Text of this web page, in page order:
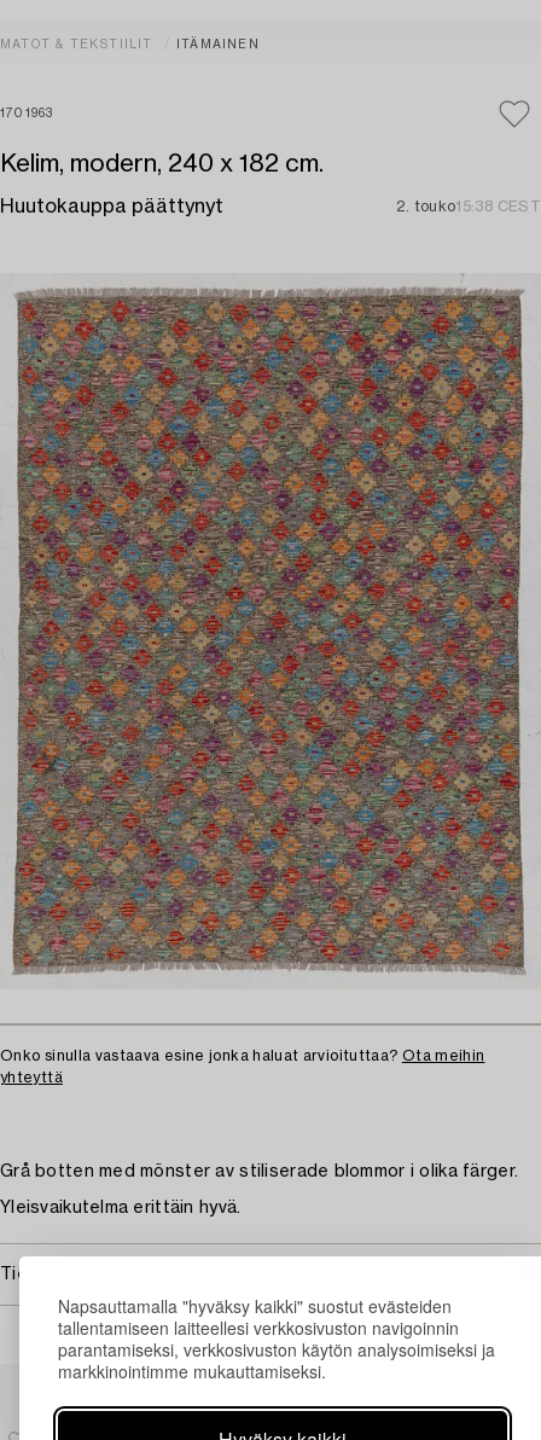
Napsauttamalla "hyväksy kaikki" suostut evästeiden
tallentamiseen laitteellesi verkkosivuston navigoinnin
parantamiseksi, verkkosivuston käytön analysoimiseksi ja
markkinointimme mukauttamiseksi.
MATOT & TEKSTIILIT ITÄMAINEN
1701963
Kelim, modern, 240 x 182 cm.
Huutokauppa päättynyt 2. touko15:38 CEST
Onko sinulla vastaava esine jonka haluat arvioituttaa? Ota meihin
yhteyttä
Grå botten med mönster av stiliserade blommor i olika färger.
Yleisvaikutelma erittäin hyvä.
Tietoa ostamisesta
Muiden katsomia kohteita